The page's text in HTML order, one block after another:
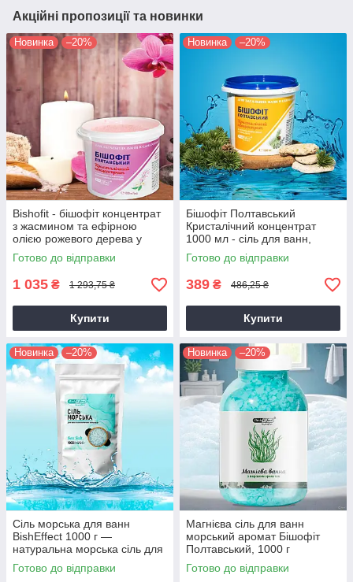
Акційні пропозиції та новинки
Новинка –20%
Bishofit - бішофіт концентрат
з жасмином та ефірною
олією рожевого дерева у
відрі 5000 мл., бешофит
Готово до відправки
1 035 ₴ 1 293,75 ₴
Купити
Новинка –20%
Бішофіт Полтавський
Кристалічний концентрат
1000 мл - сіль для ванн,
магній, догляд за тілом
Готово до відправки
389 ₴ 486,25 ₴
Купити
Новинка –20%
Сіль морська для ванн
BishEffect 1000 г —
натуральна морська сіль для
релаксу та догляду за шкірою
Готово до відправки
Новинка –20%
Магнієва сіль для ванн
морський аромат Бішофіт
Полтавський, 1000 г
(пластівці) — розслаблення,
відновлення
Готово до відправки